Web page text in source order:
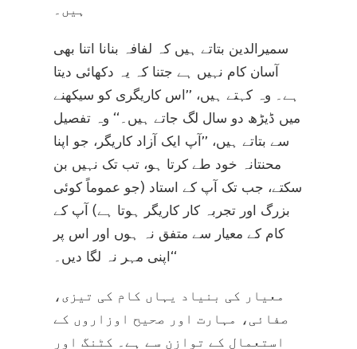
ہیں۔
سمیرالدین بتاتے ہیں کہ لفافہ بنانا اتنا بھی
آسان کام نہیں ہے جتنا کہ یہ دکھائی دیتا
ہے۔ وہ کہتے ہیں، ’’اس کاریگری کو سیکھنے
میں ڈیڑھ دو سال لگ جاتے ہیں۔‘‘ وہ تفصیل
سے بتاتے ہیں، ’’آپ ایک آزاد کاریگر، جو اپنا
محنتانہ خود طے کرتا ہو، تب تک نہیں بن
سکتے، جب تک آپ کے استاد (جو عموماً کوئی
بزرگ اور تجربہ کار کاریگر ہوتا ہے) آپ کے
کام کے معیار سے متفق نہ ہوں اور اس پر
اپنی مہر نہ لگا دیں۔‘‘
معیار کی بنیاد یہاں کام کی تیزی،
صفائی، مہارت اور صحیح اوزاروں کے
استعمال کے توازن سے ہے۔ کٹنگ اور